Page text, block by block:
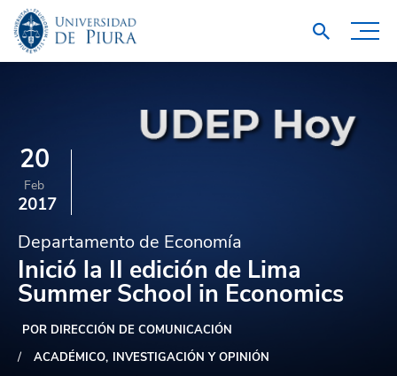
20
Feb
2017
Departamento de Economía
Inició la II edición de Lima
Summer School in Economics
POR DIRECCIÓN DE COMUNICACIÓN
ACADÉMICO INVESTIGACIÓN Y OPINIÓN